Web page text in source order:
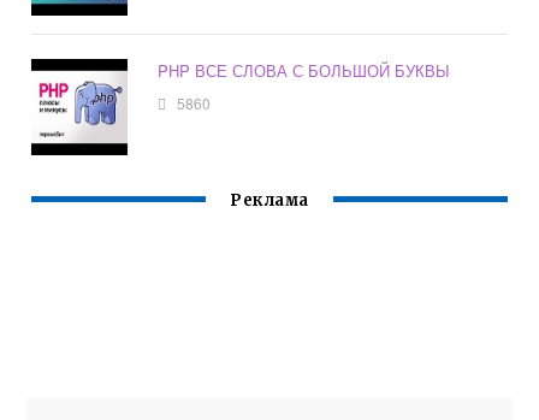
PHP ВСЕ СЛОВА С БОЛЬШОЙ БУКВЫ
5860
Реклама